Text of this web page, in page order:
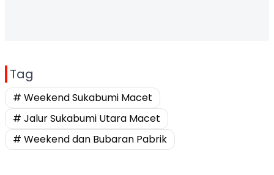
Tag
# Weekend Sukabumi Macet
# Jalur Sukabumi Utara Macet
# Weekend dan Bubaran Pabrik